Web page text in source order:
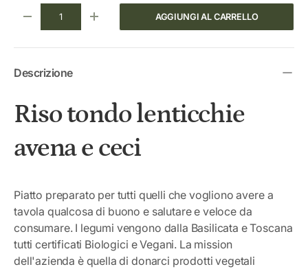
DIMINUIRE LA QUANTITÀAUMENTA LA QUANTITÀAGGIUNGI AL CARRELLO
Descrizione
Riso tondo lenticchie
avena e ceci
Piatto preparato per tutti quelli che vogliono avere a
tavola qualcosa di buono e salutare e veloce da
consumare. I legumi vengono dalla Basilicata e Toscana
tutti certificati Biologici e Vegani. La mission
dell'azienda è quella di donarci prodotti vegetali